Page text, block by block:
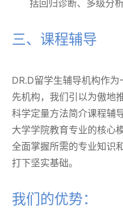
括回归诊断、多级分
三、课程辅导
DR.D留学生辅导机构作
先机构，我们引以为傲地
科学定量方法简介课程辅
大学学院教育专业的核心
全面掌握所需的专业知识
打下坚实基础。
我们的优势：